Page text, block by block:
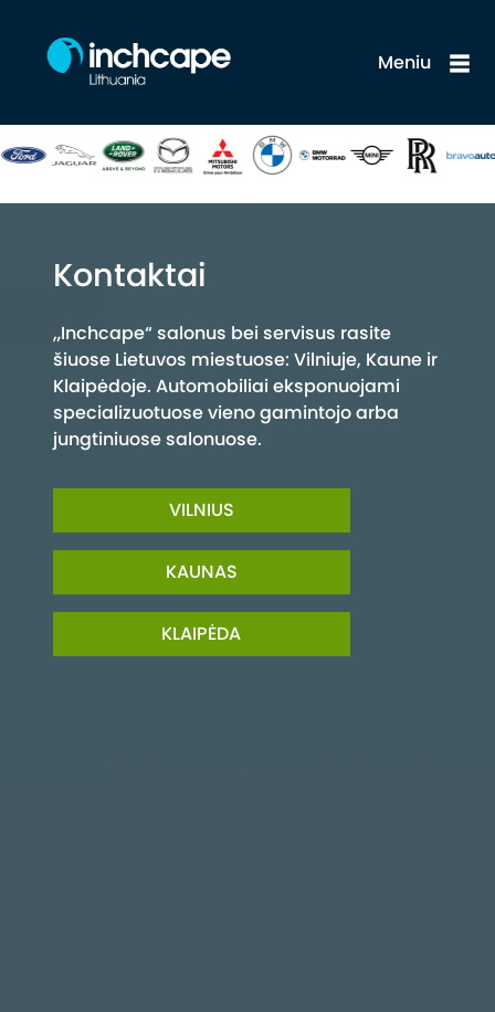
Meniu
Kontaktai
„Inchcape“ salonus bei servisus rasite
šiuose Lietuvos miestuose: Vilniuje, Kaune ir
Klaipėdoje. Automobiliai eksponuojami
specializuotuose vieno gamintojo arba
jungtiniuose salonuose.
VILNIUS
KAUNAS
KLAIPĖDA